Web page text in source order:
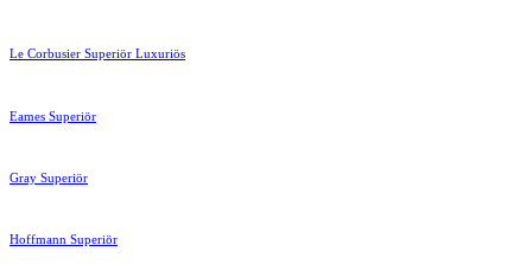
Le Corbusier Superiör Luxuriös
Eames Superiör
Gray Superiör
Hoffmann Superiör